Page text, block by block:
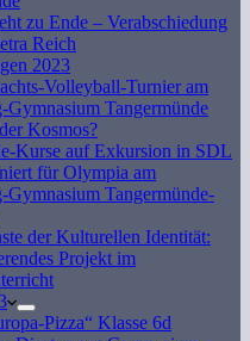
zu Ende – Verabschiedung
Reich
2023
Volleyball-Turnier am
Gymnasium Tangermünde
Kosmos?
Kurse auf Exkursion in SDL
für Olympia am
Gymnasium Tangermünde-
der Kulturellen Identität:
Projekt im
Pizza“ Klasse 6d